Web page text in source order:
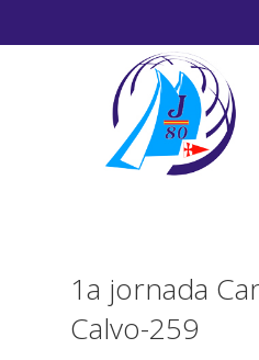
1a jornada
Calvo-259